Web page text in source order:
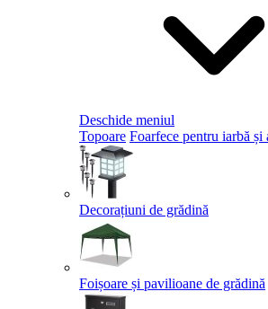
Deschide meniul
Topoare Foarfece pentru iarbă și
Decorațiuni de grădină
Foișoare și pavilioane de grădină